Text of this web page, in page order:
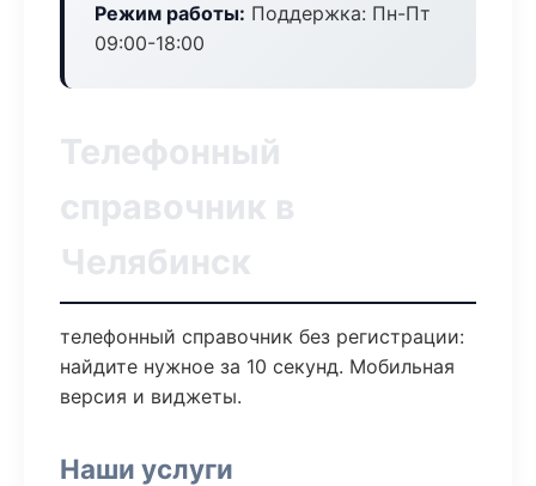
Режим работы: Поддержка: Пн-Пт
09:00-18:00
Телефонный
справочник в
Челябинск
телефонный справочник без регистрации:
найдите нужное за 10 секунд. Мобильная
версия и виджеты.
Наши услуги